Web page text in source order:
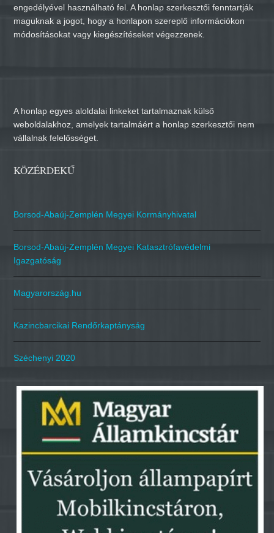
engedélyével használható fel. A honlap szerkesztői fenntartják
maguknak a jogot, hogy a honlapon szereplő információkon
módosításokat vagy kiegészítéseket végezzenek.
A honlap egyes aloldalai linkeket tartalmaznak külső
weboldalakhoz, amelyek tartalmáért a honlap szerkesztői nem
vállalnak felelősséget.
KÖZÉRDEKŰ
Borsod-Abaúj-Zemplén Megyei Kormányhivatal
Borsod-Abaúj-Zemplén Megyei Katasztrófavédelmi
Igazgatóság
Magyarország.hu
Kazincbarcikai Rendőrkaptányság
Széchenyi 2020